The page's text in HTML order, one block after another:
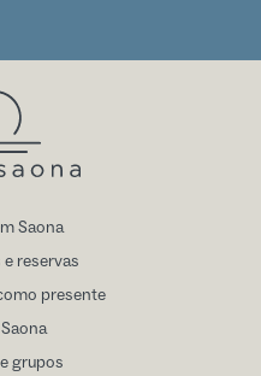
Saona
reservas
presente
grupos